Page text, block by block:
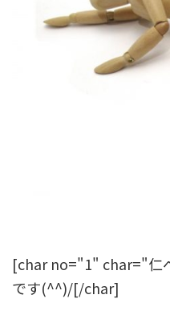
[char no="1" char="仁
です(^^)/[/char]